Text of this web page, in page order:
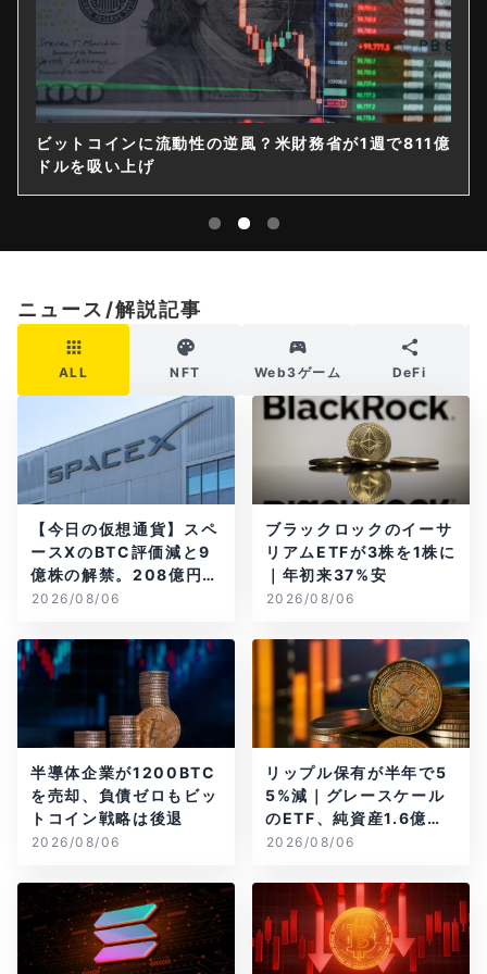
ビットコインに流動性の逆風？米財務省が1週で811億
ドルを吸い上げ
ニュース/解説記事
ALL NFT Web3ゲーム DeFi
【今日の仮想通貨】スペ
ースXのBTC評価減と9
億株の解禁。208億円相
当のBTCが盗難
2026/08/06
ブラックロックのイーサ
リアムETFが3株を1株に
｜年初来37%安
2026/08/06
半導体企業が1200BTC
を売却、負債ゼロもビッ
トコイン戦略は後退
2026/08/06
リップル保有が半年で5
5%減｜グレースケール
のETF、純資産1.6億ド
ル減
2026/08/06